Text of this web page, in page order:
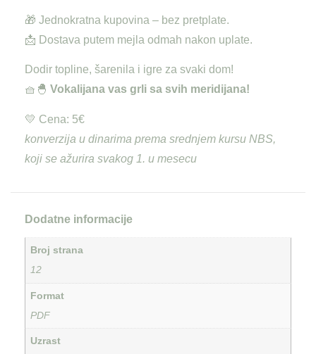
🎁 Jednokratna kupovina – bez pretplate.
📩 Dostava putem mejla odmah nakon uplate.
Dodir topline, šarenila i igre za svaki dom!
🧺🐣 Vokalijana vas grli sa svih meridijana!
💛 Cena: 5€
konverzija u dinarima prema srednjem kursu NBS,
koji se ažurira svakog 1. u mesecu
Dodatne informacije
Broj strana
12
Format
PDF
Uzrast